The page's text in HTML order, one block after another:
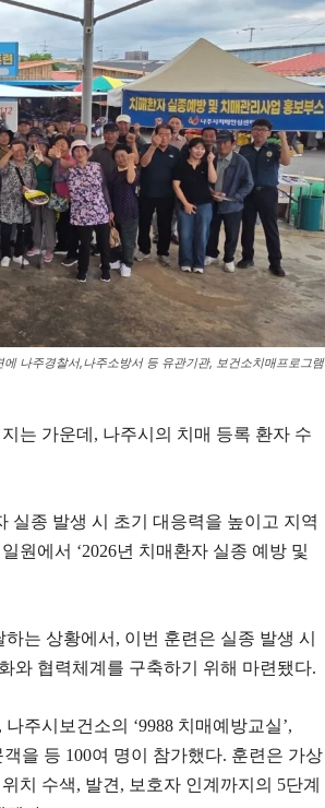
나주경찰서,나주소방서 등 유관기관, 보건소치매프로그램
는 가운데, 나주시의 치매 등록 환자 수
실종 발생 시 초기 대응력을 높이고 지역
원에서 ‘2026년 치매환자 실종 예방 및
는 상황에서, 이번 훈련은 실종 발생 시
와 협력체계를 구축하기 위해 마련됐다.
주시보건소의 ‘9988 치매예방교실’,
을 등 100여 명이 참가했다. 훈련은 가상
치 수색, 발견, 보호자 인계까지의 5단계